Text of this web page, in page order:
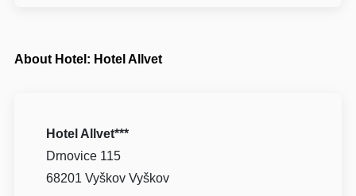
About Hotel: Hotel Allvet
Hotel Allvet***
Drnovice 115
68201 Vyškov Vyškov